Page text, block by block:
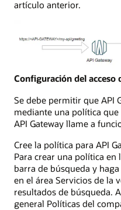
artículo anterior.
Configuración del acceso
Se debe permitir que API
mediante una política
API Gateway llame a
Cree la política para API
Para crear una política en
barra de búsqueda y
en el área Servicios de la
resultados de búsqueda.
general Políticas del